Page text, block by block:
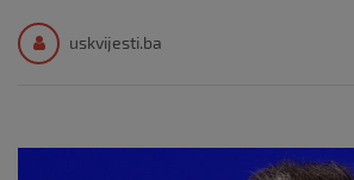
uskvijesti.ba